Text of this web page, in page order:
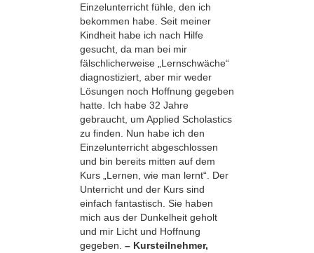
Einzelunterricht fühle, den ich
bekommen habe. Seit meiner
Kindheit habe ich nach Hilfe
gesucht, da man bei mir
fälschlicherweise „Lernschwäche“
diagnostiziert, aber mir weder
Lösungen noch Hoffnung gegeben
hatte. Ich habe 32 Jahre
gebraucht, um Applied Scholastics
zu finden. Nun habe ich den
Einzelunterricht abgeschlossen
und bin bereits mitten auf dem
Kurs „Lernen, wie man lernt“. Der
Unterricht und der Kurs sind
einfach fantastisch. Sie haben
mich aus der Dunkelheit geholt
und mir Licht und Hoffnung
gegeben. – Kursteilnehmer,